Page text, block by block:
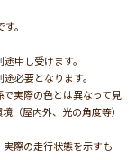
。
申し受けます。
必要となります。
実際の色とは異なって見
（屋内外、光の角度等）
際の走行状態を示すも